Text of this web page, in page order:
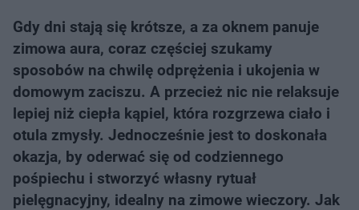
Gdy dni stają się krótsze, a za oknem panuje
zimowa aura, coraz częściej szukamy
sposobów na chwilę odprężenia i ukojenia w
domowym zaciszu. A przecież nic nie relaksuje
lepiej niż ciepła kąpiel, która rozgrzewa ciało i
otula zmysły. Jednocześnie jest to doskonała
okazja, by oderwać się od codziennego
pośpiechu i stworzyć własny rytuał
pielęgnacyjny, idealny na zimowe wieczory. Jak